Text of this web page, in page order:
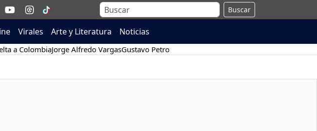
Buscar
Virales Arte y Literatura Noticias
a ColombiaJorge Alfredo VargasGustavo Petro